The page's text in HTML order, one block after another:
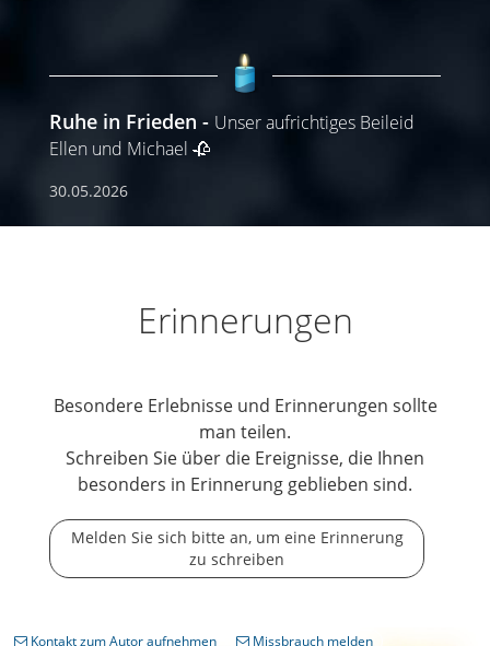
Ruhe in Frieden
Unser aufrichtiges Beileid
Ellen und Michael 🥀
30.05.2026
Erinnerungen
Besondere Erlebnisse und Erinnerungen sollte
man teilen.
Schreiben Sie über die Ereignisse, die Ihnen
besonders in Erinnerung geblieben sind.
Melden Sie sich bitte an, um eine Erinnerung
zu schreiben
Kontakt zum Autor aufnehmen Missbrauch melden